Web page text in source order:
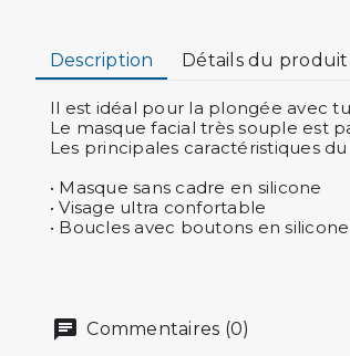
Description Détails du produit
Il est idéal pour la plongée avec
Le masque facial très souple est
Les principales caractéristiques
• Masque sans cadre en silicone
• Visage ultra confortable
• Boucles avec boutons en
Commentaires (0)